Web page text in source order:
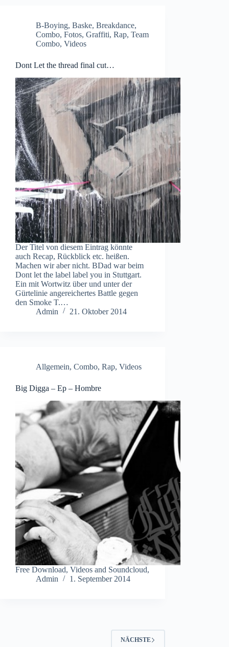
B-Boying, Baske, Breakdance,
Combo, Fotos, Graffiti, Rap, Team
Combo, Videos
Dont Let the thread final cut…
Der Titel von diesem Eintrag könnte
auch Recap, Rückblick etc. heißen.
Machen wir aber nicht. BDad war beim
Dont let the label label you in Stuttgart.
Ein mit Wortwitz über und unter der
Gürtelinie angereichertes Battle gegen
den Smoke T.…
Admin
21. Oktober 2014
Allgemein, Combo, Rap, Videos
Big Digga – Ep – Hombre
Free Download, Videos and Soundcloud,
Admin
1. September 2014
NÄCHSTE